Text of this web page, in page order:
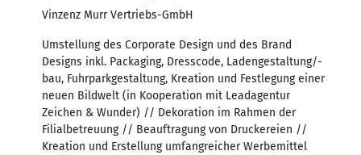
Vinzenz Murr Vertriebs-GmbH
Umstellung des Corporate Design und des Brand
Designs inkl. Packaging, Dresscode, Ladengestaltung/-
bau, Fuhrparkgestaltung, Kreation und Festlegung einer
neuen Bildwelt (in Kooperation mit Leadagentur
Zeichen & Wunder) // Dekoration im Rahmen der
Filialbetreuung // Beauftragung von Druckereien //
Kreation und Erstellung umfangreicher Werbemittel